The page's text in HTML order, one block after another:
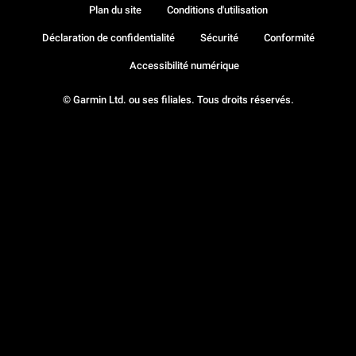
© Garmin Ltd. ou ses filiales. Tous droits réservés.
Plan du site Conditions d'utilisation
Déclaration de confidentialité Sécurité Conformité
Accessibilité numérique